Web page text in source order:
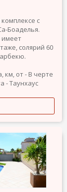
с
Боаделья.
имеет
солярий 60
км, от - В черте
- Таунхаус